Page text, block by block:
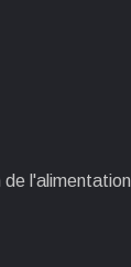
l'alimentation